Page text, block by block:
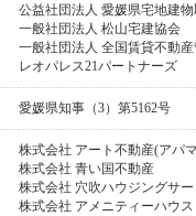
公益社団法人 愛媛県宅地建
一般社団法人 松山宅建協会
一般社団法人 全国賃貸不動
レオパレス21パートナーズ
愛媛県知事（3）第5162号
株式会社 アート不動産(アパ
株式会社 青い国不動産
株式会社 穴吹ハウジングサー
株式会社 アメニティーハウス